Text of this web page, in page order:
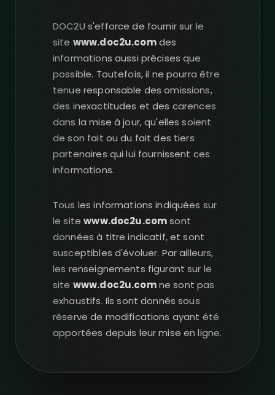
DOC2U s'efforce de fournir sur le
site www.doc2u.comdes
informations aussi précises que
possible. Toutefois, il ne pourra être
tenue responsable des omissions,
des inexactitudes et des carences
dans la mise à jour, qu'elles soient
de son fait ou du fait des tiers
partenaires qui lui fournissent ces
informations.
Tous les informations indiquées sur
le sitewww.doc2u.comsont
données à titre indicatif, et sont
susceptibles d'évoluer. Par ailleurs,
les renseignements figurant sur le
site www.doc2u.comne sont pas
exhaustifs. Ils sont donnés sous
réserve de modifications ayant été
apportées depuis leur mise en ligne.